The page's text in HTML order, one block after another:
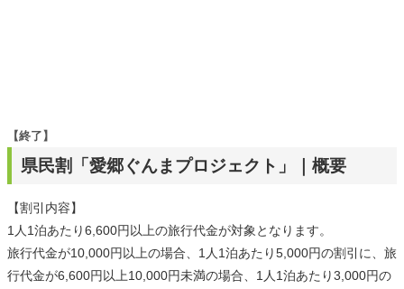
県民割「愛郷ぐんまプロジェクト」｜概要
【終了】
【割引内容】
1人1泊あたり6,600円以上の旅行代金が対象となります。
旅行代金が10,000円以上の場合、1人1泊あたり5,000円の割引に、旅
行代金が6,600円以上10,000円未満の場合、1人1泊あたり3,000円の